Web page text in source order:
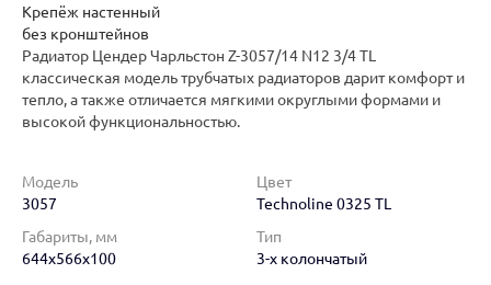
Крепёж настенный
без кронштейнов
Радиатор Цендер Чарльстон Z-3057/14 N12 3/4 TL
классическая модель трубчатых радиаторов дарит комфорт и
тепло, а также отличается мягкими округлыми формами и
высокой функциональностью.
Модель
3057
Цвет
Technoline 0325 TL
Габариты, мм
644x566x100
Тип
3-х колончатый